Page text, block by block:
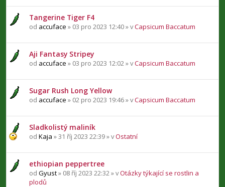
Tangerine Tiger F4
od accuface » 03 pro 2023 12:40 » vCapsicum Baccatum
Aji Fantasy Stripey
od accuface » 03 pro 2023 12:02 » vCapsicum Baccatum
Sugar Rush Long Yellow
od accuface » 02 pro 2023 19:46 » vCapsicum Baccatum
Sladkolistý maliník
od Kaja » 31 říj 2023 22:39 » vOstatní
ethiopian peppertree
od Gyust» 08 říj 2023 22:32 » vOtázky týkající se rostlin a
plodů